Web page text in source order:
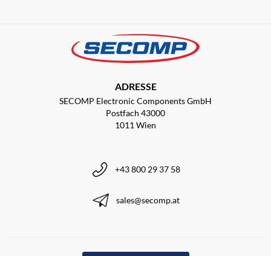
ADRESSE
SECOMP Electronic Components GmbH
Postfach 43000
1011 Wien
+43 800 29 37 58
sales@secomp.at